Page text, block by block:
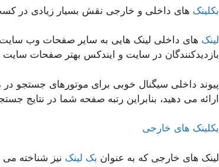
بکلینک های داخلی و خارجی نقش بسیار زیادی در
لینک های داخلی لینک هایی به سایر صفحات وب
بازدیدکنندگان در سایت و ایندکس بهتر صفحات
پیوند داخلی سیگنال خوبی برای موتورهای جستجو
ارائه می دهید، بنابراین رتبه صفحه شما در نتایج
یکلینک های خارجی
لینک های خارجی که به عنوان بک لینک نیز شناخته